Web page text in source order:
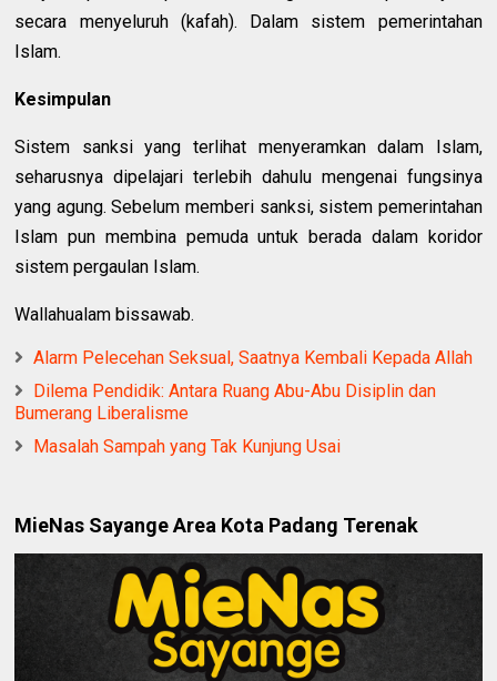
secara menyeluruh (kafah). Dalam sistem pemerintahan
Islam.
Kesimpulan
Sistem sanksi yang terlihat menyeramkan dalam Islam,
seharusnya dipelajari terlebih dahulu mengenai fungsinya
yang agung. Sebelum memberi sanksi, sistem pemerintahan
Islam pun membina pemuda untuk berada dalam koridor
sistem pergaulan Islam.
Wallahualam bissawab.
Alarm Pelecehan Seksual, Saatnya Kembali Kepada Allah
Dilema Pendidik: Antara Ruang Abu-Abu Disiplin dan
Bumerang Liberalisme
Masalah Sampah yang Tak Kunjung Usai
MieNas Sayange Area Kota Padang Terenak